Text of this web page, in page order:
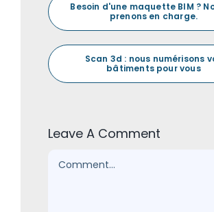
Besoin d'une maquette BIM ?
prenons en charge.
Scan 3d : nous numérisons
bâtiments pour vous
Leave A Comment
Comment